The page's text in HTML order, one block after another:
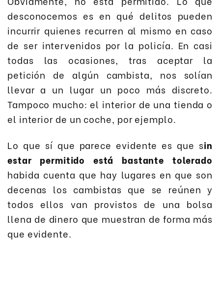
desconocemos es en qué delitos pueden
incurrir quienes recurren al mismo en caso
de ser intervenidos por la policía. En casi
todas las ocasiones, tras aceptar la
petición de algún cambista, nos solían
llevar a un lugar un poco más discreto.
Tampoco mucho: el interior de una tienda o
el interior de un coche, por ejemplo.
Lo que sí que parece evidente es que sin
estar permitido está bastante tolerado
habida cuenta que hay lugares en que son
decenas los cambistas que se reúnen y
todos ellos van provistos de una bolsa
llena de dinero que muestran de forma más
que evidente.